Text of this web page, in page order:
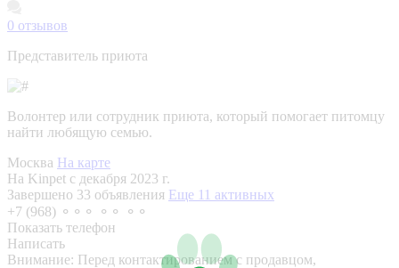
0 отзывов
Представитель приюта
Волонтер или сотрудник приюта, который помогает питомцу
найти любящую семью.
Москва На карте
На Kinpet c декабря 2023 г.
Завершено 33 объявления Еще 11 активных
+7 (968) ⚬⚬⚬ ⚬⚬ ⚬⚬
Показать телефон
Написать
Внимание: Перед контактированием с продавцом,